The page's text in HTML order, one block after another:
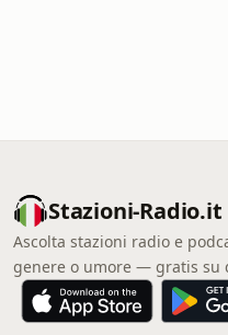
Stazioni-Radio.it
Ascolta stazioni radio e
genere o umore — gratis su